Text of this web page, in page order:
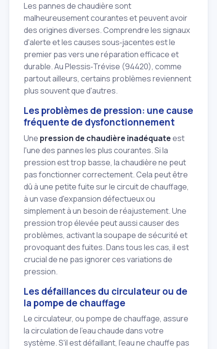
Les pannes de chaudière sont
malheureusement courantes et peuvent avoir
des origines diverses. Comprendre les signaux
d'alerte et les causes sous‑jacentes est le
premier pas vers une réparation efficace et
durable. Au Plessis‑Trévise (94420), comme
partout ailleurs, certains problèmes reviennent
plus souvent que d'autres.
Les problèmes de pression: une cause
fréquente de dysfonctionnement
Une pression de chaudière inadéquateest
l'une des pannes les plus courantes. Si la
pression est trop basse, la chaudière ne peut
pas fonctionner correctement. Cela peut être
dû à une petite fuite sur le circuit de chauffage,
à un vase d'expansion défectueux ou
simplement à un besoin de réajustement. Une
pression trop élevée peut aussi causer des
problèmes, activant la soupape de sécurité et
provoquant des fuites. Dans tous les cas, il est
crucial de ne pas ignorer ces variations de
pression.
Les défaillances du circulateur ou de
la pompe de chauffage
Le circulateur, ou pompe de chauffage, assure
la circulation de l'eau chaude dans votre
système. S'il est défaillant, l'eau ne chauffe pas